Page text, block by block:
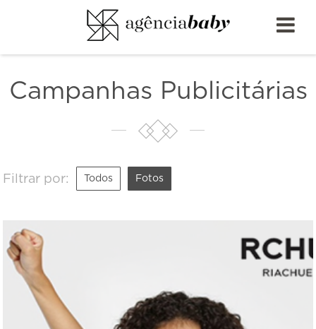
Campanhas Publicitárias
Filtrar por: Todos Fotos